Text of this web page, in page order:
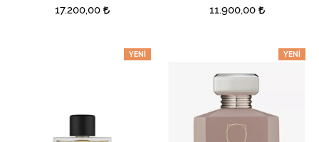
17.200,00 11.900,00
YENI YENI